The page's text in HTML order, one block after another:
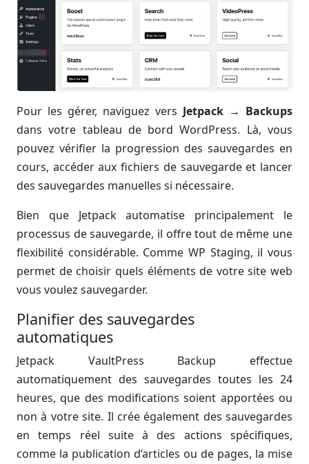
Pour les gérer, naviguez vers Jetpack → Backups
dans votre tableau de bord WordPress. Là, vous
pouvez vérifier la progression des sauvegardes en
cours, accéder aux fichiers de sauvegarde et lancer
des sauvegardes manuelles si nécessaire.
Bien que Jetpack automatise principalement le
processus de sauvegarde, il offre tout de même une
flexibilité considérable. Comme WP Staging, il vous
permet de choisir quels éléments de votre site web
vous voulez sauvegarder.
Planifier des sauvegardes
automatiques
Jetpack VaultPress Backup effectue
automatiquement des sauvegardes toutes les 24
heures, que des modifications soient apportées ou
non à votre site. Il crée également des sauvegardes
en temps réel suite à des actions spécifiques,
comme la publication d’articles ou de pages, la mise